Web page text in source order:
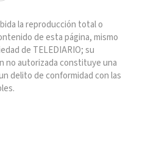
la reproducción total o
de esta página, mismo
de TELEDIARIO; su
no autorizada constituye una
delito de conformidad con las